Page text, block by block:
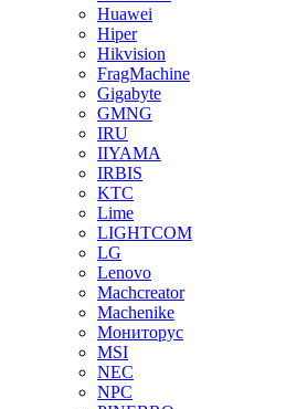
Huawei
Hiper
Hikvision
FragMachine
Gigabyte
GMNG
IRU
IIYAMA
IRBIS
KTC
Lime
LIGHTCOM
LG
Lenovo
Machcreator
Machenike
Мониторус
MSI
NEC
NPC